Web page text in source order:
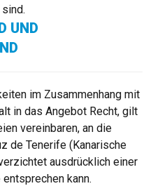
UND
im Zusammenhang mit
in das Angebot Recht, gilt
vereinbaren, an die
de Tenerife (Kanarische
ausdrücklich einer
kann.